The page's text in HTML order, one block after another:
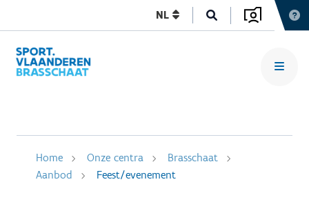
NL
Home Onze centra
Brasschaat
Aanbod
Feest/evenement